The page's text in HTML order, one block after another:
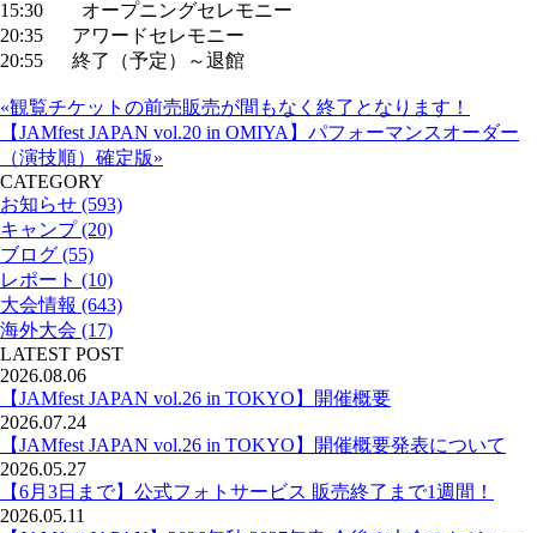
15:30 オープニングセレモニー
20:35 アワードセレモニー
20:55 終了（予定）～退館
«観覧チケットの前売販売が間もなく終了となります！
【JAMfest JAPAN vol.20 in OMIYA】パフォーマンスオーダー
（演技順）確定版»
CATEGORY
お知らせ (593)
キャンプ (20)
ブログ (55)
レポート (10)
大会情報 (643)
海外大会 (17)
LATEST POST
2026.08.06
【JAMfest JAPAN vol.26 in TOKYO】開催概要
2026.07.24
【JAMfest JAPAN vol.26 in TOKYO】開催概要発表について
2026.05.27
【6月3日まで】公式フォトサービス 販売終了まで1週間！
2026.05.11